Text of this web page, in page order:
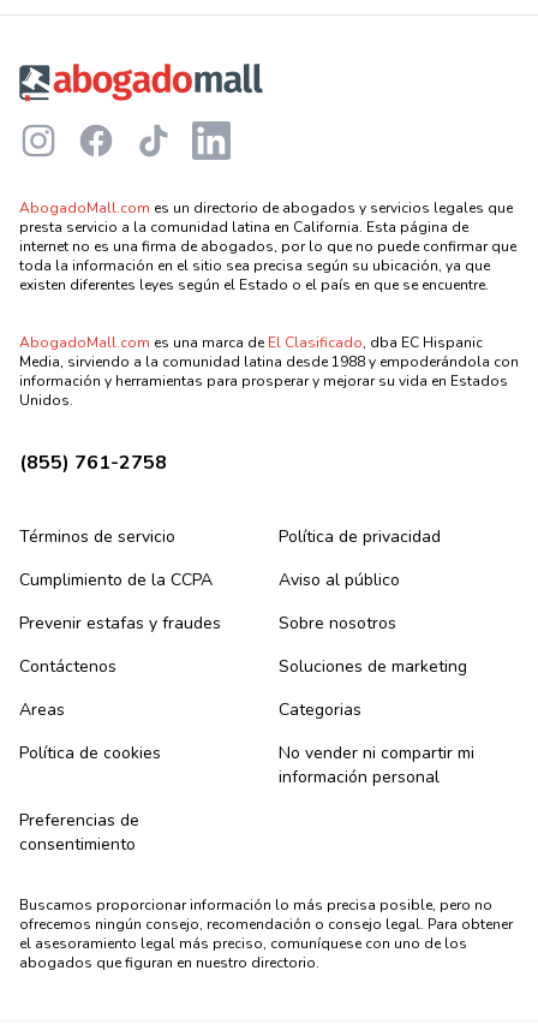
InstagramFacebookTikTok LinkedIn
AbogadoMall.com es un directorio de abogados y servicios legales que
presta servicio a la comunidad latina en California. Esta página de
internet no es una firma de abogados, por lo que no puede confirmar que
toda la información en el sitio sea precisa según su ubicación, ya que
existen diferentes leyes según el Estado o el país en que se encuentre.
AbogadoMall.com es una marca deEl Clasificado, dba EC Hispanic
Media, sirviendo a la comunidad latina desde 1988 y empoderándola con
información y herramientas para prosperar y mejorar su vida en Estados
Unidos.
(855) 761-2758
Términos de servicio
Política de privacidad
Cumplimiento de la CCPA
Aviso al público
Prevenir estafas y fraudes
Sobre nosotros
Contáctenos
Soluciones de marketing
Areas
Categorias
Política de cookies
No vender ni compartir mi
información personal
Preferencias de
consentimiento
Buscamos proporcionar información lo más precisa posible, pero no
ofrecemos ningún consejo, recomendación o consejo legal. Para obtener
el asesoramiento legal más preciso, comuníquese con uno de los
abogados que figuran en nuestro directorio.